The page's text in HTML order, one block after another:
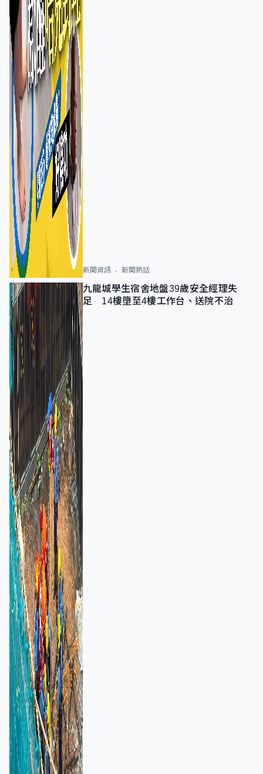
新聞資訊 新聞熱話
九龍城學生宿舍地盤39歲安全經理失
足 14樓墮至4樓工作台、送院不治